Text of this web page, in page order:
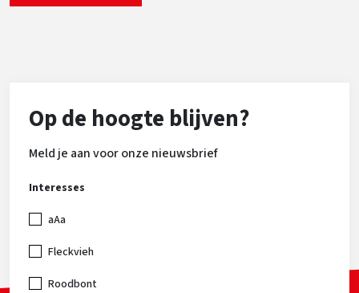
Op de hoogte blijven?
Meld je aan voor onze nieuwsbrief
Interesses
aAa
Fleckvieh
Roodbont